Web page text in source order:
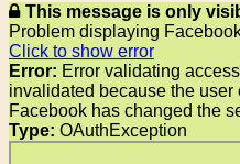
This message is only
Problem displaying
Click to show error
Error: Error validating
invalidated because the
Facebook has changed the
Type: OAuthException